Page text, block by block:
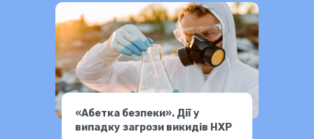
«Абетка безпеки». Дії у
випадку загрози викидів НХР